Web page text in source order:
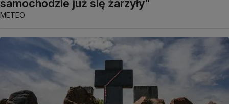
samochodzie już się żarzyły"
METEO